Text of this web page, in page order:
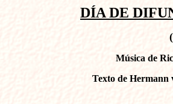
DÍA DE
Música de
Texto de Hermann